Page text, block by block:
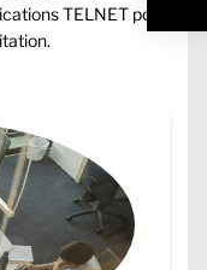
TELNET pour